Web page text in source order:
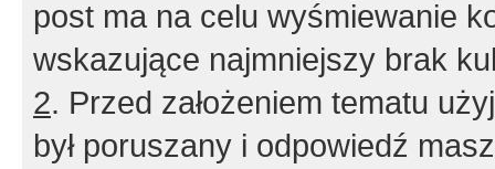
post ma na celu wyśmiewanie
wskazujące najmniejszy brak
2. Przed założeniem tematu
był poruszany i odpowiedź